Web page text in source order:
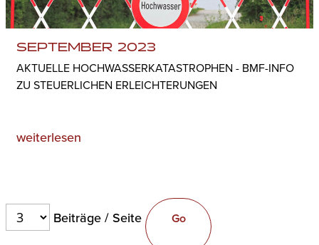
SEPTEMBER 2023
AKTUELLE HOCHWASSERKATASTROPHEN - BMF-INFO
ZU STEUERLICHEN ERLEICHTERUNGEN
weiterlesen
Beiträge / Seite